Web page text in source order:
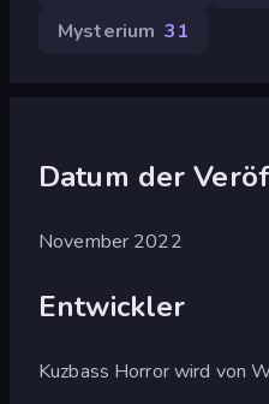
Mysterium 31
Datum der
November 2022
Entwickler
Kuzbass Horror wird von